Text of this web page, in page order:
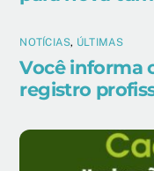
NOTÍCIAS, ÚLTIMAS
Você informa
registro